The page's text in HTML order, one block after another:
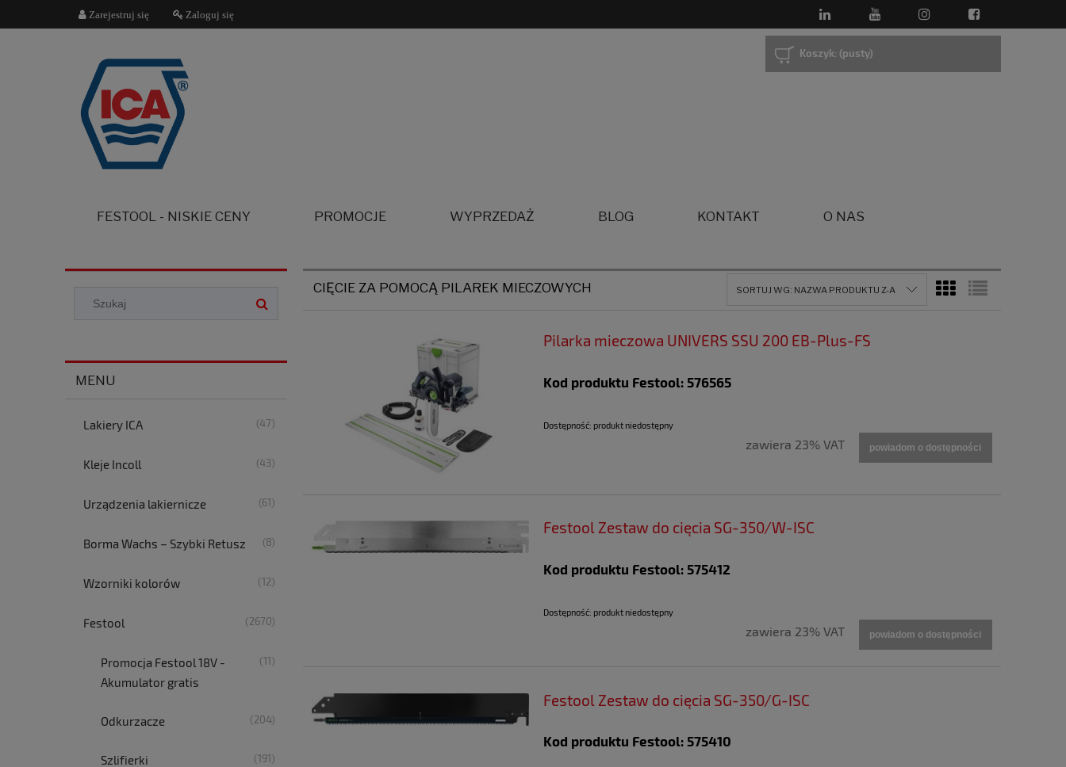
Zarejestruj się Zaloguj się
Koszyk: (pusty)
FESTOOL - NISKIE CENY PROMOCJE WYPRZEDAŻ BLOG KONTAKT O NAS
MENU
Lakiery ICA (47)
Kleje Incoll (43)
Urządzenia lakiernicze (61)
Borma Wachs – Szybki Retusz (8)
Wzorniki kolorów (12)
Festool (2670)
Promocja Festool 18V -
Akumulator gratis
(11)
Odkurzacze (204)
Szlifierki (191)
CIĘCIE ZA POMOCĄ PILAREK MIECZOWYCH SORTUJ WG: NAZWA PRODUKTU Z-A
Pilarka mieczowa UNIVERS SSU 200 EB-Plus-FS
Kod produktu Festool: 576565
Dostępność: produkt niedostępny
zawiera 23% VAT powiadom o dostępności
Festool Zestaw do cięcia SG-350/W-ISC
Kod produktu Festool: 575412
Dostępność: produkt niedostępny
zawiera 23% VAT powiadom o dostępności
Festool Zestaw do cięcia SG-350/G-ISC
Kod produktu Festool: 575410